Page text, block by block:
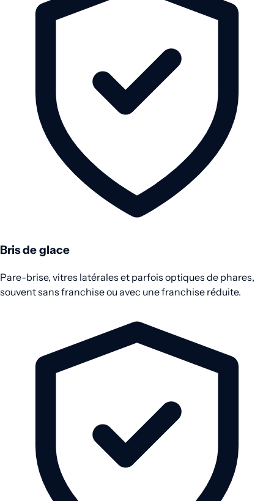
Bris de glace
Pare-brise, vitres latérales et parfois optiques de phares,
souvent sans franchise ou avec une franchise réduite.